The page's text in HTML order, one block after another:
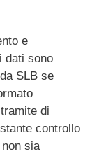
e
dati sono
SLB se
di
controllo
sia